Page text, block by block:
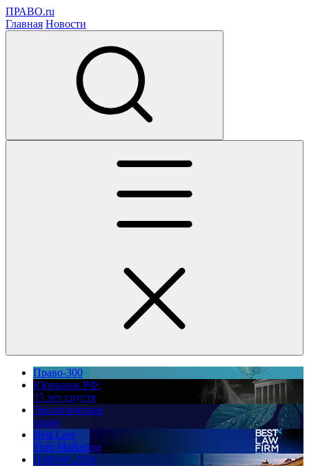
ПРАВО.ru
Главная Новости
Право-300
Юррынок РФ:
35 лет спустя
Экологическое
право
Best Law
Firm Marketing
ПМЮФ 2026